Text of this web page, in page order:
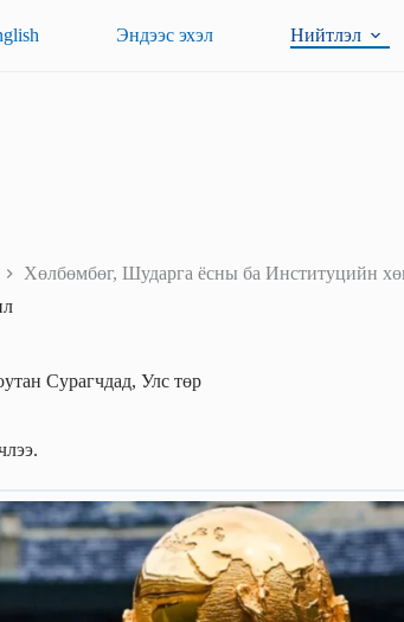
Эндээс эхэл Нийтлэл
Хөлбөмбөг, Шударга ёсны ба Институцийн
Сурагчдад, Улс төр